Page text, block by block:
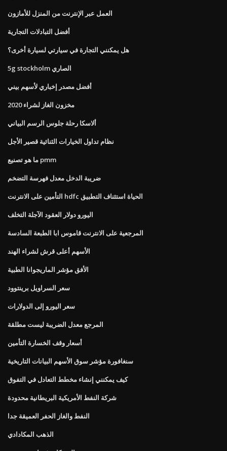
العمل عبر الإنترنت من المنزل للأمازون
أفضل التبادلات التجارية
هل يمكنني التجارة في سيارتي لسيارة أخرى؟
5g stockholm الصاري
أفضل مصدر إخباري لأسهم بيني
مخزون الغاز لشراء 2020
ألاسكا رحلة جلوس الرسم البياني
نظام تداول الخيارات الثنائية قصير الأجل
ما هو تصنيع pmm
ضريبة الدخل معدل فهرسة التضخم
التأمين على الانترنت hdfc الحياة استئناف التطبيق
اليورو دولار العقود الآجلة التخلف
المرجعية على الانترنت قاموس ابا الطبعة السادسة
الأسهم أعلى قرش لشراء الهند
الأفق مؤشر الماريجوانا الطبية
سعر السراويل برينتوود
سعر اليورو إلى الدولارات
المرجع معدل الضريبة ليست مطلقة
أسعار وقف الخسارة التأمين
سنغافورة مؤشر سوق الأسهم البيانات التاريخية
كيف يمكنني إنشاء مخطط التعادل في التفوق
شركة النفط الأمريكية البريطانية محدودة
النفط والغاز الحفر العميقة جدا
الذهب المكادادي